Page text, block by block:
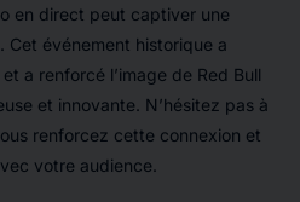
en direct peut captiver une
Cet événement historique a
a renforcé l’image de Red Bull
et innovante. N’hésitez pas à
renforcez cette connexion et
votre audience.